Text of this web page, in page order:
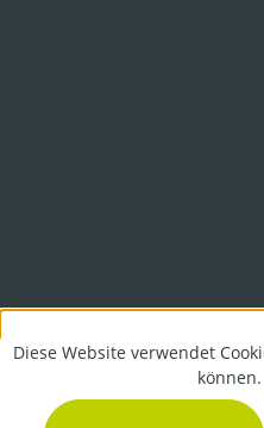
Diese Website verwendet
können.